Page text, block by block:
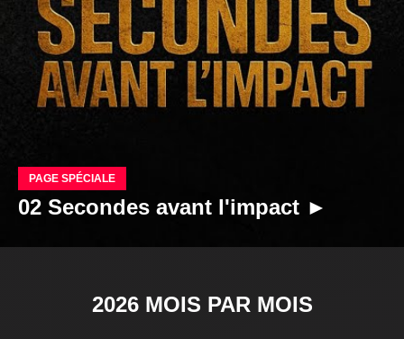
PAGE SPÉCIALE
02 Secondes avant l'impact ►
2026 MOIS PAR MOIS